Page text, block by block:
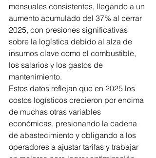
mensuales consistentes, llegando a un
aumento acumulado del 37% al cerrar
2025, con presiones significativas
sobre la logística debido al alza de
insumos clave como el combustible,
los salarios y los gastos de
mantenimiento.
Estos datos reflejan que en 2025 los
costos logísticos crecieron por encima
de muchas otras variables
económicas, presionando la cadena
de abastecimiento y obligando a los
operadores a ajustar tarifas y trabajar